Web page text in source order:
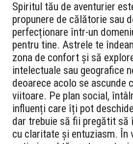
Spiritul tău de aventurier
propunere de călătorie sau
perfecționare într-un
pentru tine. Astrele te
zona de confort și să
intelectuale sau geografice
deoarece acolo se ascunde
viitoare. Pe plan social,
influenți care îți pot
dar trebuie să fii pregătit
cu claritate și entuziasm. În